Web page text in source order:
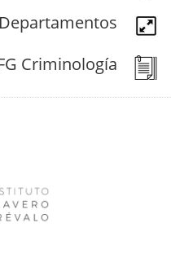
Departamentos
Criminología